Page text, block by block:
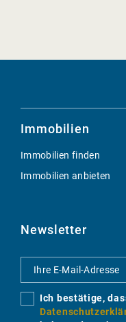
Immobilien
Immobilien finden
Immobilien anbieten
Newsletter
Ich bestätige,